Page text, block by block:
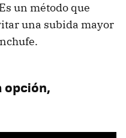
un método que
una subida mayor
opción,